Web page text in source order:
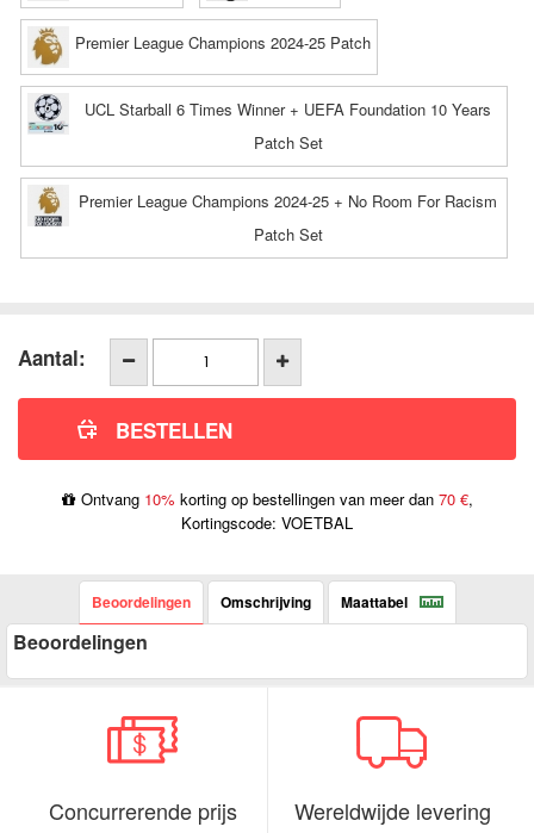
Premier League Champions 2024-25 Patch
UCL Starball 6 Times Winner + UEFA Foundation 10 Years
Patch Set
Premier League Champions 2024-25 + No Room For Racism
Patch Set
Aantal:
Ontvang 10% korting op bestellingen van meer dan 70 €,
Kortingscode: VOETBAL
Beoordelingen Omschrijving Maattabel
Beoordelingen
Concurrerende prijs Wereldwijde levering